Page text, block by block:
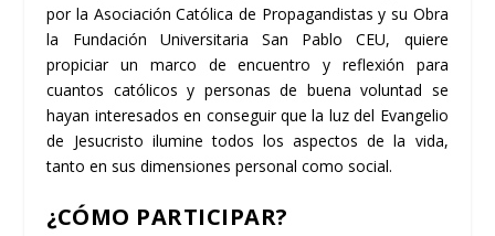
por la Asociación Católica de Propagandistas y su Obra
la Fundación Universitaria San Pablo CEU, quiere
propiciar un marco de encuentro y reflexión para
cuantos católicos y personas de buena voluntad se
hayan interesados en conseguir que la luz del Evangelio
de Jesucristo ilumine todos los aspectos de la vida,
tanto en sus dimensiones personal como social.
¿CÓMO PARTICIPAR?